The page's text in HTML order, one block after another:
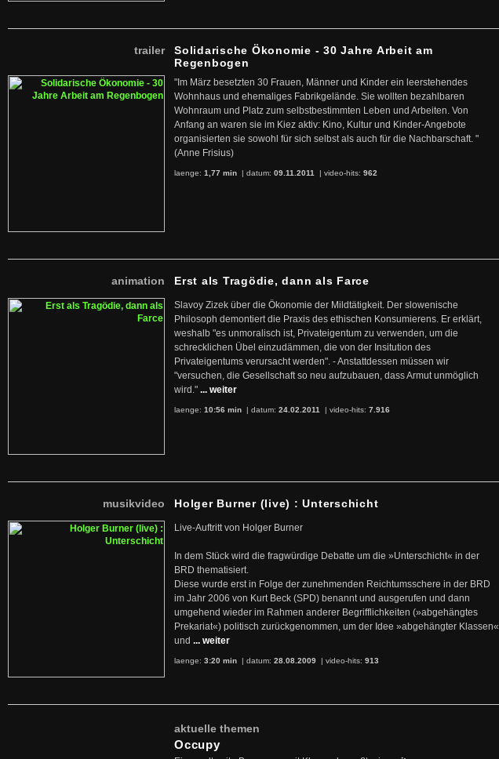
trailer
Solidarische Ökonomie - 30 Jahre Arbeit am
Regenbogen
"Im März besetzten 30 Frauen, Männer und Kinder ein leerstehendes
Wohnhaus und ehemaliges Fabrikgelände. Sie wollten bezahlbaren
Wohnraum und Platz zum selbstbestimmten Leben und Arbeiten. Von
Anfang an waren sie im Kiez aktiv: Kino, Kultur und Kinder-Angebote
organisierten sie sowohl für sich selbst als auch für die Nachbarschaft. "
(Anne Frisius)
laenge: 1,77 min | datum: 09.11.2011 | video-hits: 962
animation Erst als Tragödie, dann als Farce
Slavoy Zizek über die Ökonomie der Mildtätigkeit. Der slowenische
Philosoph demontiert die Praxis des ethischen Konsumierens. Er erklärt,
weshalb "es unmoralisch ist, Privateigentum zu verwenden, um die
schrecklichen Übel einzudämmen, die von der Insitution des
Privateigentums verursacht werden". - Anstattdessen müssen wir
"versuchen, die Gesellschaft so neu aufzubauen, dass Armut unmöglich
wird." ... weiter
laenge: 10:56 min | datum: 24.02.2011 | video-hits: 7.916
musikvideo Holger Burner (live) : Unterschicht
Live-Auftritt von Holger Burner
In dem Stück wird die fragwürdige Debatte um die »Unterschicht« in der
BRD thematisiert.
Diese wurde erst in Folge der zunehmenden Reichtumsschere in der BRD
im Jahr 2006 von Kurt Beck (SPD) benannt und ausgerufen und dann
umgehend wieder im Rahmen anderer Begrifflichkeiten (»abgehängtes
Prekariat«) politisch zurückgenommen, um der Idee »abgehängter Klassen«
und ... weiter
laenge: 3:20 min | datum: 28.08.2009 | video-hits: 913
aktuelle themen
Occupy